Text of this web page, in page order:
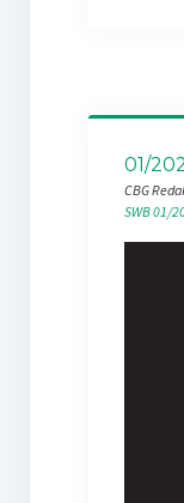
01/
CBG
SWB 01/